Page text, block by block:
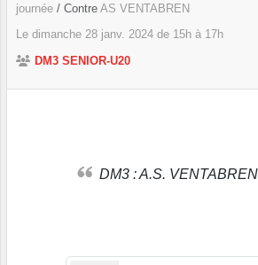
journée / Contre AS VENTABREN
Le dimanche 28 janv. 2024 de 15h à 17h
DM3 SENIOR-U20
DM3 : A.S.